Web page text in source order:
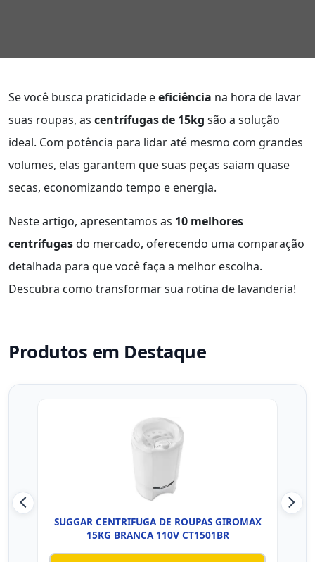
Se você busca praticidade eeficiência na hora de lavar
suas roupas, as centrífugas de 15kg são a solução
ideal. Com potência para lidar até mesmo com grandes
volumes, elas garantem que suas peças saiam quase
secas, economizando tempo e energia.
Neste artigo, apresentamos as 10 melhores
centrífugasdo mercado, oferecendo uma comparação
detalhada para que você faça a melhor escolha.
Descubra como transformar sua rotina de lavanderia!
Produtos em Destaque
SUGGAR CENTRIFUGA DE ROUPAS GIROMAX
15KG BRANCA 110V CT1501BR